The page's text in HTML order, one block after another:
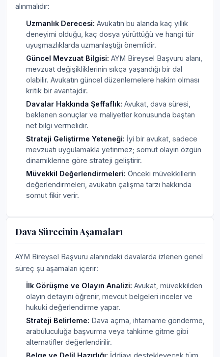
alınmalıdır:
Uzmanlık Derecesi: Avukatın bu alanda kaç yıllık
deneyimi olduğu, kaç dosya yürüttüğü ve hangi tür
uyuşmazlıklarda uzmanlaştığı önemlidir.
Güncel Mevzuat Bilgisi: AYM Bireysel Başvuru alanı,
mevzuat değişikliklerinin sıkça yaşandığı bir dal
olabilir. Avukatın güncel düzenlemelere hakim olması
kritik bir avantajdır.
Davalar Hakkında Şeffaflık: Avukat, dava süresi,
beklenen sonuçlar ve maliyetler konusunda baştan
net bilgi vermelidir.
Strateji Geliştirme Yeteneği: İyi bir avukat, sadece
mevzuatı uygulamakla yetinmez; somut olayın özgün
dinamiklerine göre strateji geliştirir.
Müvekkil Değerlendirmeleri: Önceki müvekkillerin
değerlendirmeleri, avukatın çalışma tarzı hakkında
somut fikir verir.
Dava Sürecinin Aşamaları
AYM Bireysel Başvuru alanındaki davalarda izlenen genel
süreç şu aşamaları içerir:
İlk Görüşme ve Olayın Analizi: Avukat, müvekkilden
olayın detayını öğrenir, mevcut belgeleri inceler ve
hukuki değerlendirme yapar.
Strateji Belirleme: Dava açma, ihtarname gönderme,
arabuluculuğa başvurma veya tahkime gitme gibi
alternatifler değerlendirilir.
Belge ve Delil Hazırlığı: İddiayı destekleyecek tüm